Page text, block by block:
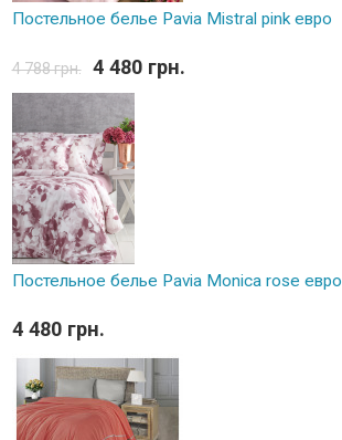
Постельное белье Pavia Mistral pink евро
4 788 грн. 4 480 грн.
Постельное белье Pavia Monica rose евро
4 480 грн.